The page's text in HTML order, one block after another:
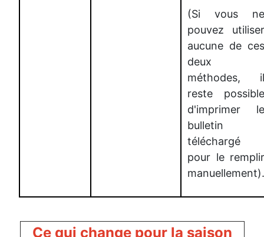
(Si vous ne
pouvez utiliser
aucune de ces
deux
méthodes, il
reste possible
d'imprimer le
bulletin
téléchargé
pour le remplir
manuellement).
Ce qui change pour la saison